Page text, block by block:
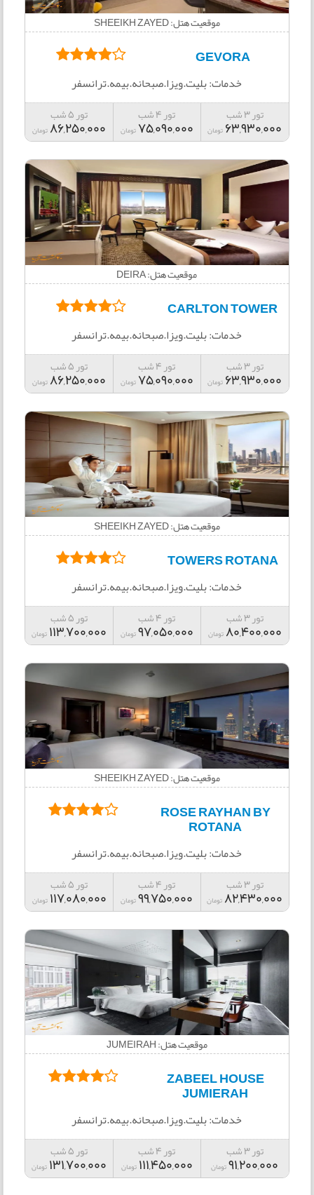
موقعیت هتل: SHEEIKH ZAYED
GEVORA
خدمات: بلیت.ویزا.صبحانه.بیمه.ترانسفر
تور 3 شب
63,930,000 تومان
تور 4 شب
75,090,000 تومان
تور 5 شب
86,250,000 تومان
موقعیت هتل: DEIRA
CARLTON TOWER
خدمات: بلیت.ویزا.صبحانه.بیمه.ترانسفر
تور 3 شب
63,930,000 تومان
تور 4 شب
75,090,000 تومان
تور 5 شب
86,250,000 تومان
موقعیت هتل: SHEEIKH ZAYED
TOWERS ROTANA
خدمات: بلیت.ویزا.صبحانه.بیمه.ترانسفر
تور 3 شب
80,400,000 تومان
تور 4 شب
97,050,000تومان
تور 5 شب
113,700,000 تومان
موقعیت هتل: SHEEIKH ZAYED
ROSE RAYHAN BY
ROTANA
خدمات: بلیت.ویزا.صبحانه.بیمه.ترانسفر
تور 3 شب
82,430,000 تومان
تور 4 شب
99,750,000تومان
تور 5 شب
117,080,000 تومان
موقعیت هتل: JUMEIRAH
ZABEEL HOUSE
JUMIERAH
خدمات: بلیت.ویزا.صبحانه.بیمه.ترانسفر
تور 3 شب
91,200,000تومان
تور 4 شب
111,450,000 تومان
تور 5 شب
131,700,000 تومان